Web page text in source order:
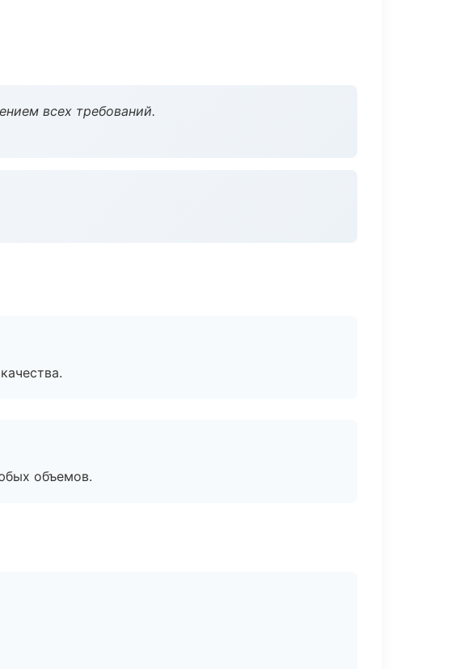
всех требований.
объемов.